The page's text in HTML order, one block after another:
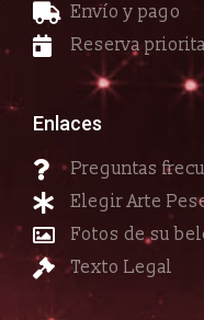
Envío y pago
Reserva
Enlaces
Preguntas
Elegir Arte
Fotos de su
Texto Legal